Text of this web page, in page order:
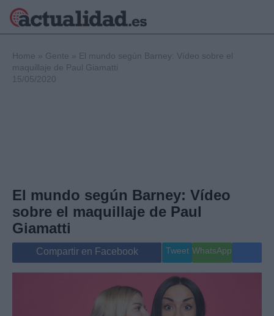
Internacional
Viajes
Gente
Musica
Home » Gente » El mundo según Barney: Vídeo sobre el
maquillaje de Paul Giamatti
15/05/2020
El mundo según Barney: Vídeo
sobre el maquillaje de Paul
Giamatti
Compartir en Facebook Tweet WhatsApp